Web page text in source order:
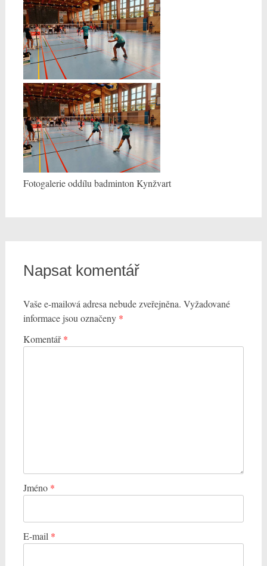
Fotogalerie oddílu badminton Kynžvart
Napsat komentář
Vaše e-mailová adresa nebude zveřejněna. Vyžadované
informace jsou označeny *
Komentář*
Jméno *
E-mail *